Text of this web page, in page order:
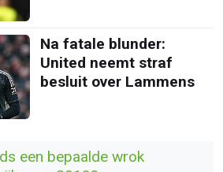
Na fatale blunder:
United neemt straf
besluit over Lammens
een bepaalde wrok